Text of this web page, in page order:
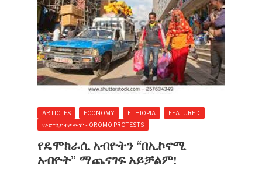
ARTICLES ECONOMY ETHIOPIA
FEATURED
የኦሮሚያ ተቃውሞ - OROMO PROTESTS
የዴሞክራሲ አብዮትን “በኢኮኖሚ
አብዮት” ማጨናገፍ አይቻልም!